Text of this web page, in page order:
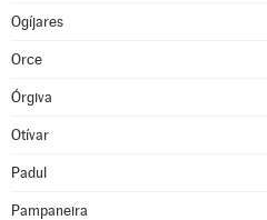
Ogíjares
Orce
Órgiva
Otívar
Padul
Pampaneira